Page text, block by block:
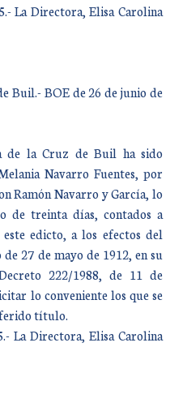
La Directora, Elisa Carolina
Buil.- BOE de 26 de junio de
de la Cruz de Buil ha sido
Navarro Fuentes, por
Ramón Navarro y García, lo
de treinta días, contados a
edicto, a los efectos del
27 de mayo de 1912, en su
222/1988, de 11 de
lo conveniente los que se
título.
La Directora, Elisa Carolina